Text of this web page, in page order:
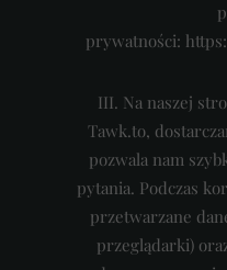
prywatności:
III. Na naszej
Tawk.to,
pozwala nam
pytania. Podczas
przetwarzane
przeglądarki)